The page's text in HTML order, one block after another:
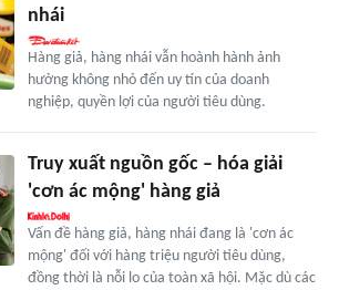
nhái
Hàng giả, hàng nhái vẫn hoành hành ảnh
hưởng không nhỏ đến uy tín của doanh
nghiệp, quyền lợi của người tiêu dùng.
Truy xuất nguồn gốc – hóa giải
'cơn ác mộng' hàng giả
Vấn đề hàng giả, hàng nhái đang là 'cơn ác
mộng' đối với hàng triệu người tiêu dùng,
đồng thời là nỗi lo của toàn xã hội. Mặc dù các